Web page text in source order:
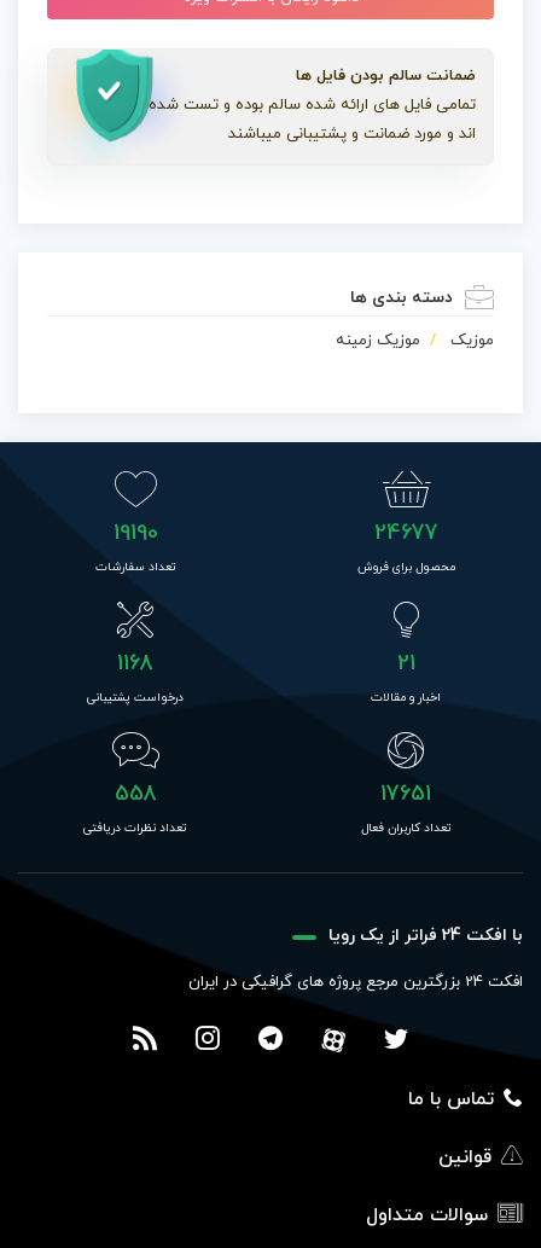
ضمانت سالم بودن فایل ها
تمامی فایل های ارائه شده سالم بوده و تست شده
اند و مورد ضمانت و پشتیبانی میباشند
دسته بندی ها
موزیک موزیک زمینه
24677
محصول برای فروش
19190
تعداد سفارشات
21
اخبار و مقالات
1168
درخواست پشتیبانی
17651
تعداد کاربران فعال
558
تعداد نظرات دریافتی
با افکت 24 فراتر از یک رویا
افکت 24 بزرگترین مرجع پروژه های گرافیکی در ایران
تماس با ما
قوانین
سوالات متداول